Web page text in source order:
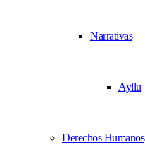
Narrativas
Ayllu
Derechos Humanos